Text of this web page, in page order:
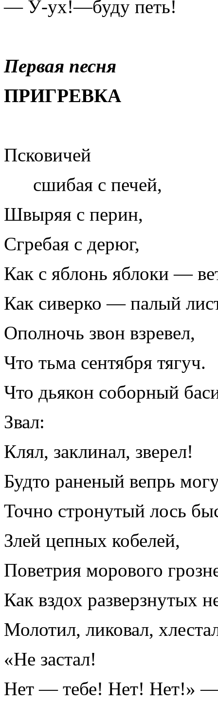
— У-ух!—буду петь!
Первая песня
ПРИГРЕВКА
Псковичей
сшибая с печей,
Швыряя с перин,
Сгребая с дерюг,
Как с яблонь яблоки —
Как сиверко — палый
Ополночь звон взревел,
Что тьма сентября тягуч.
Что дьякон соборный
Звал:
Клял, заклинал, зверел!
Будто раненый вепрь
Точно стронутый лось
Злей цепных кобелей,
Поветрия морового
Как вздох разверзнутых
Молотил, ликовал,
«Не застал!
Нет — тебе! Нет! Нет!»